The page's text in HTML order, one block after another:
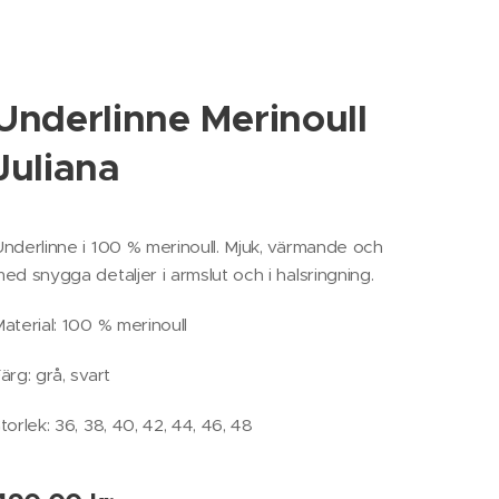
Merinoull
i 100 % merinoull. Mjuk, värmande och
snygga detaljer i armslut och i halsringning.
100 % merinoull
grå, svart
36, 38, 40, 42, 44, 46, 48